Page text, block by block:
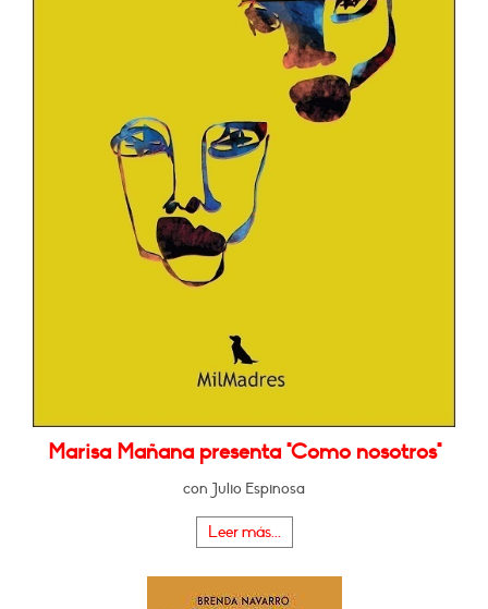
Marisa Mañana presenta "Como nosotros"
con Julio Espinosa
Leer más...